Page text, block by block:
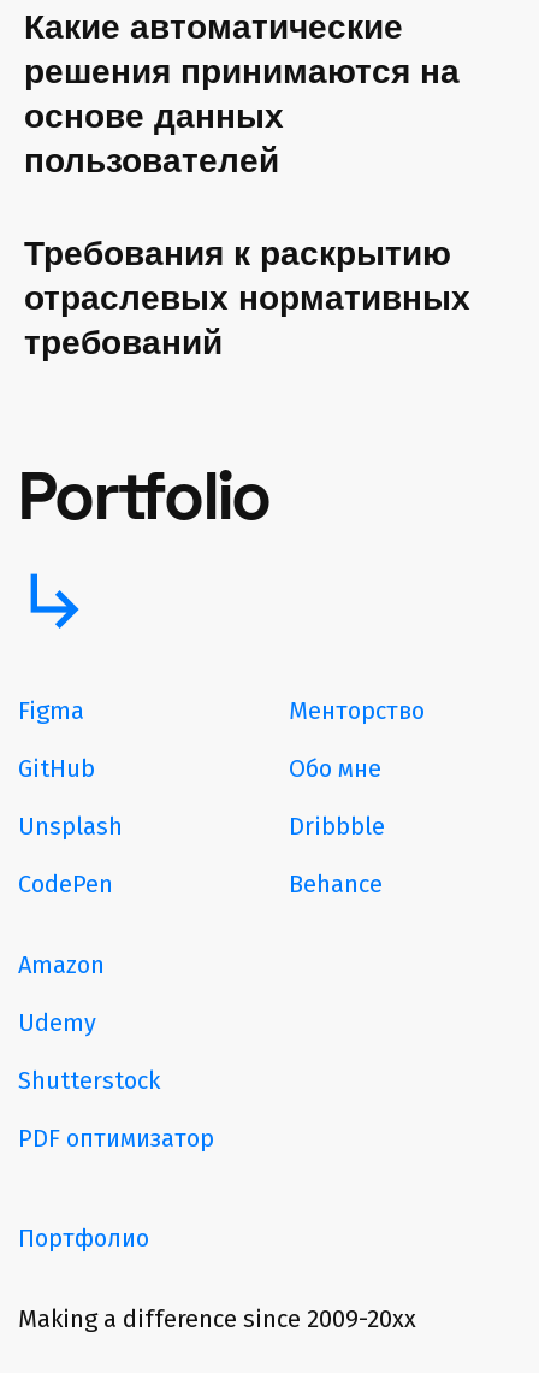
Какие автоматические
решения принимаются на
основе данных
пользователей
Требования к раскрытию
отраслевых нормативных
требований
Portfolio
subdirectory_arrow_right
Figma
GitHub
Unsplash
CodePen
Менторство
Обо мне
Dribbble
Behance
Amazon
Udemy
Shutterstock
PDF оптимизатор
Портфолио
Making a difference since 2009-20xx